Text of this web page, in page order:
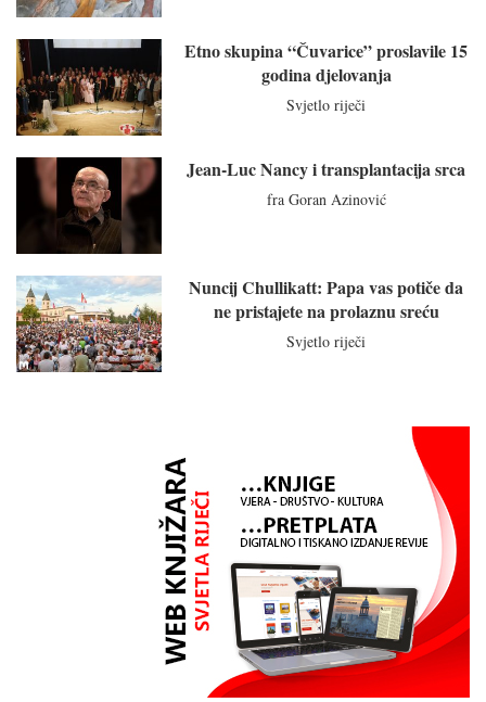
Etno skupina “Čuvarice” proslavile 15
godina djelovanja
Svjetlo riječi
Jean-Luc Nancy i transplantacija srca
fra Goran Azinović
Nuncij Chullikatt: Papa vas potiče da
ne pristajete na prolaznu sreću
Svjetlo riječi